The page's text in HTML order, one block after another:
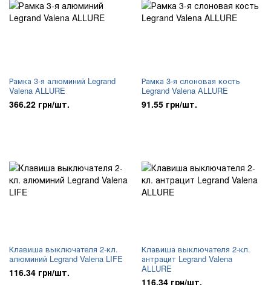
Рамка 3-я алюминий Legrand
Valena ALLURE
366.22 грн/шт.
Рамка 3-я слоновая кость
Legrand Valena ALLURE
91.55 грн/шт.
Клавиша выключателя 2-кл.
алюминий Legrand Valena LIFE
116.34 грн/шт.
Клавиша выключателя 2-кл.
антрацит Legrand Valena
ALLURE
116.34 грн/шт.